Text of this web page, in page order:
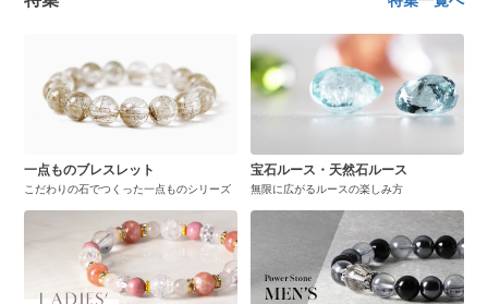
一点ものブレスレット
こだわりの石でつくった一点ものシリーズ
宝石ルース・天然石ルース
無限に広がるルースの楽しみ方